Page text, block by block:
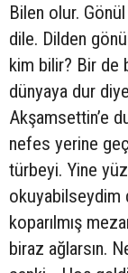
Bilen olur.
dile. Dilden
kim bilir? Bir de
dünyaya dur
Akşamsettin’e
nefes yerine
türbeyi. Yine
okuyabilseydim
koparılmış
biraz ağlarsın.